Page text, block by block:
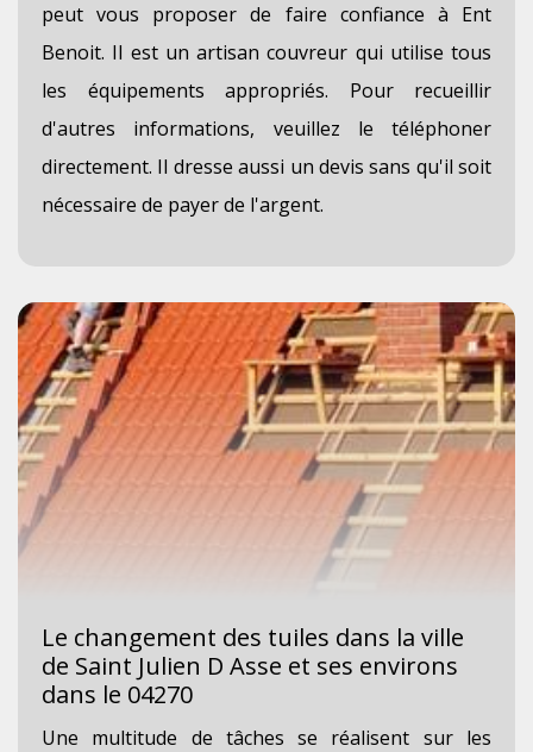
peut vous proposer de faire confiance à Ent
Benoit. Il est un artisan couvreur qui utilise tous
les équipements appropriés. Pour recueillir
d'autres informations, veuillez le téléphoner
directement. Il dresse aussi un devis sans qu'il soit
nécessaire de payer de l'argent.
Le changement des tuiles dans la ville
de Saint Julien D Asse et ses environs
dans le 04270
Une multitude de tâches se réalisent sur les